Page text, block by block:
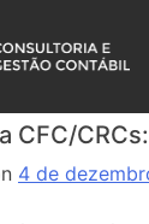
CFC/
4 de